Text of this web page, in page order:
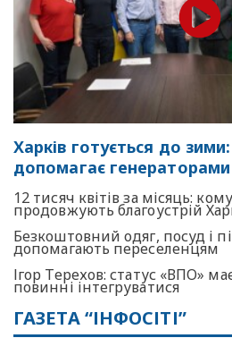
Харків готується до
допомагає
12 тисяч квітів за місяць:
продовжують благоустрій
Безкоштовний одяг, посуд і
допомагають переселенцям
Ігор Терехов: статус «ВПО»
повинні інтегруватися
ГАЗЕТА “ІНФОСІТІ”